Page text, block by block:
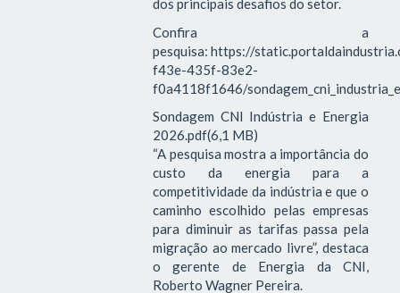
dos principais desafios do setor.
Confira a
pesquisa: https://
f43e-435f-83e2-
f0a4118f1646/
Sondagem CNI Indústria e Energia
2026.pdf(6,1 MB)
“A pesquisa mostra a importância do
custo da energia para a
competitividade da indústria e que o
caminho escolhido pelas empresas
para diminuir as tarifas passa pela
migração ao mercado livre”, destaca
o gerente de Energia da CNI,
Roberto Wagner Pereira.